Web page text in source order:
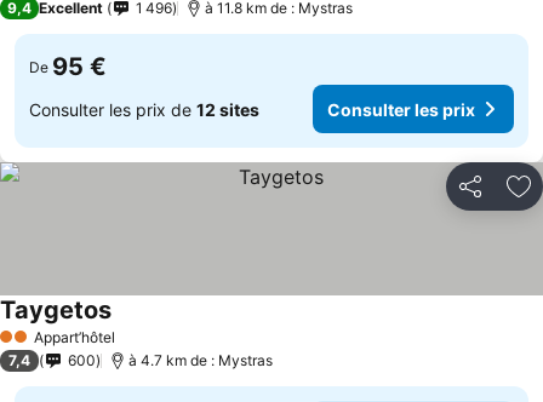
9,4 Excellent 1 496 à 11.8 km de : Mystras
De 95 €
Consulter les prix de 12 sites Consulter les prix
Partager
2 ÉtoilesAppart’hôtel
TaygetosConsulter les prix
7,4 600 à 4.7 km de : Mystras